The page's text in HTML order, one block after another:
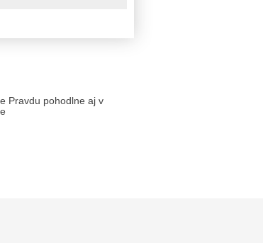
Pravdu pohodlne aj v